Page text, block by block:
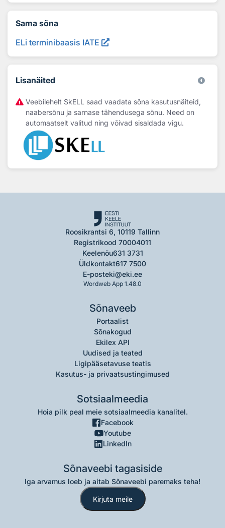
Sama sõna
ELi terminibaasis IATE
Lisanäited
Veebilehelt SkELL saad vaadata sõna kasutusnäiteid,
naabersõnu ja sarnase tähendusega sõnu. Need on
automaatselt valitud ning võivad sisaldada vigu.
Roosikrantsi 6, 10119 Tallinn
Registrikood 70004011
Keelenõu631 3731
Üldkontakt617 7500
E-posteki@eki.ee
Wordweb App 1.48.0
Sõnaveeb
Portaalist
Sõnakogud
Ekilex API
Uudised ja teated
Ligipääsetavuse teatis
Kasutus- ja privaatsustingimused
Sotsiaalmeedia
Hoia pilk peal meie sotsiaalmeedia kanalitel.
Facebook
Youtube
LinkedIn
Sõnaveebi tagasiside
Iga arvamus loeb ja aitab Sõnaveebi paremaks teha!
Kirjuta meile